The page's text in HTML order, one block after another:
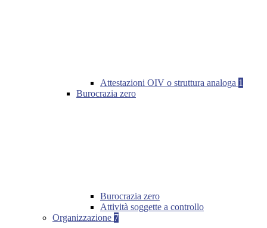
Attestazioni OIV o struttura analoga 1
Burocrazia zero
Burocrazia zero
Attività soggette a controllo
Organizzazione 7